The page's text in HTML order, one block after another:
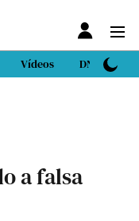
Vídeos DN Sport
a falsa